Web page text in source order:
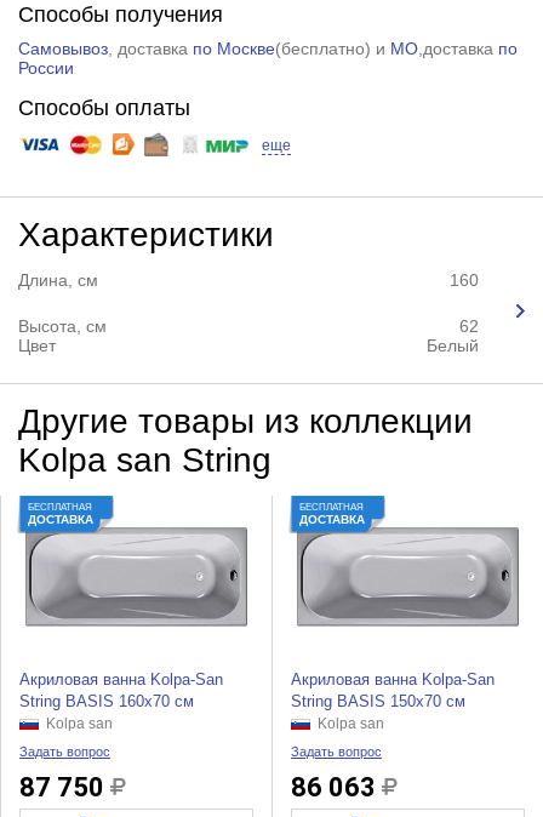
Способы получения
Самовывоз, доставка по Москве(бесплатно) и МО,доставка по
России
Способы оплаты
еще
Характеристики
Длина, см 160
Высота, см
62
Цвет
Белый
Другие товары из коллекции
Kolpa san String
БЕСПЛАТНАЯ
ДОСТАВКА
Акриловая ванна Kolpa-San
String BASIS 160x70 см
Kolpa san
Задать вопрос
87 750
БЕСПЛАТНАЯ
ДОСТАВКА
Акриловая ванна Kolpa-San
String BASIS 150x70 см
Kolpa san
Задать вопрос
86 063